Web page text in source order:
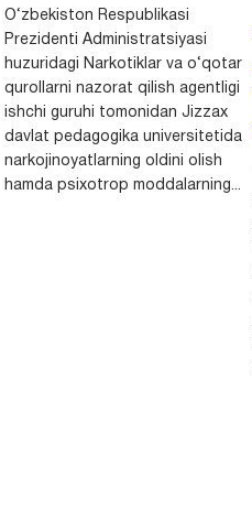
O‘zbekiston Respublikasi
Prezidenti Administratsiyasi
huzuridagi Narkotiklar va o‘qotar
qurollarni nazorat qilish agentligi
ishchi guruhi tomonidan Jizzax
davlat pedagogika universitetida
narkojinoyatlarning oldini olish
hamda psixotrop moddalarning...